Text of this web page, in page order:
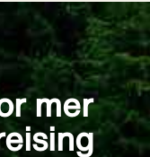
mer